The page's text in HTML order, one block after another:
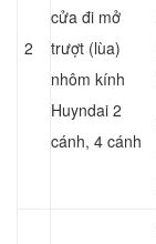
2
cửa đi mở
trượt (lùa)
nhôm kính
Huyndai 2
cánh, 4 cánh